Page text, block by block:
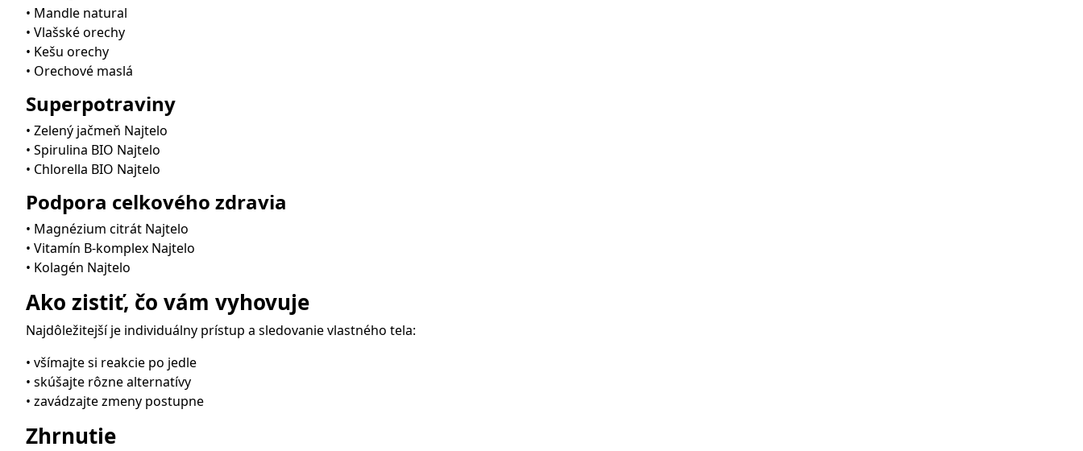
• Mandle natural
• Vlašské orechy
• Kešu orechy
• Orechové maslá
Superpotraviny
• Zelený jačmeň Najtelo
• Spirulina BIO Najtelo
• Chlorella BIO Najtelo
Podpora celkového zdravia
• Magnézium citrát Najtelo
• Vitamín B-komplex Najtelo
• Kolagén Najtelo
Ako zistiť, čo vám vyhovuje
Najdôležitejší je individuálny prístup a sledovanie vlastného tela:
• všímajte si reakcie po jedle
• skúšajte rôzne alternatívy
• zavádzajte zmeny postupne
Zhrnutie